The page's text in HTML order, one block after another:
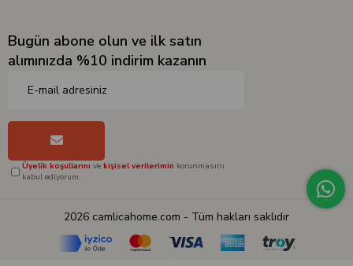
Bugün abone olun ve ilk satın
alımınızda %10 indirim kazanın
Üyelik koşullarını ve kişisel verilerimin korunmasını
kabul ediyorum.
2026 camlicahome.com - Tüm hakları saklıdır